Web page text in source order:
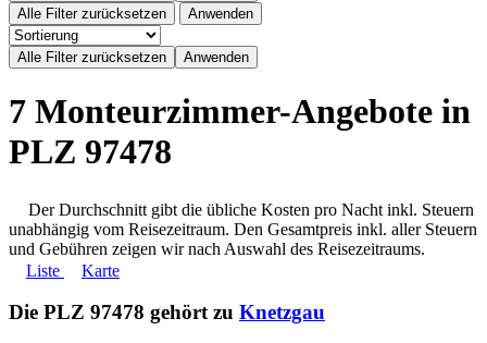
Alle Filter zurücksetzen
Anwenden
7 Monteurzimmer-Angebote in
PLZ 97478
Der Durchschnitt gibt die übliche Kosten pro Nacht inkl. Steuern
unabhängig vom Reisezeitraum. Den Gesamtpreis inkl. aller Steuern
und Gebühren zeigen wir nach Auswahl des Reisezeitraums.
Liste
Karte
Die PLZ 97478 gehört zu Knetzgau